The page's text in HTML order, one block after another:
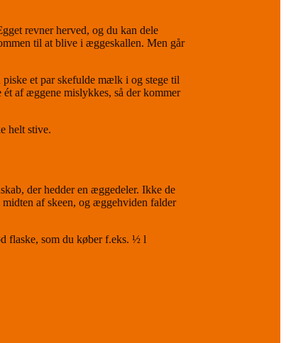
revner herved, og du kan dele
til at blive i æggeskallen. Men går
et par skefulde mælk i og stege til
af æggene mislykkes, så der kommer
helt stive.
der hedder en æggedeler. Ikke de
af skeen, og æggehviden falder
flaske, som du køber f.eks. ½ l